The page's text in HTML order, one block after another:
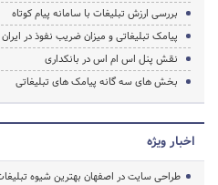
بررسی ارزش تبلیغات با سامانه پیام کوتاه
پیامک تبلیغاتی و میزان ضریب نفوذ در ایران
نقش پنل اس ام اس در بانکداری
بخش های سه گانه پیامک های تبلیغاتی
اخبار ویژه
طراحی سایت در اصفهان بهترین شیوه